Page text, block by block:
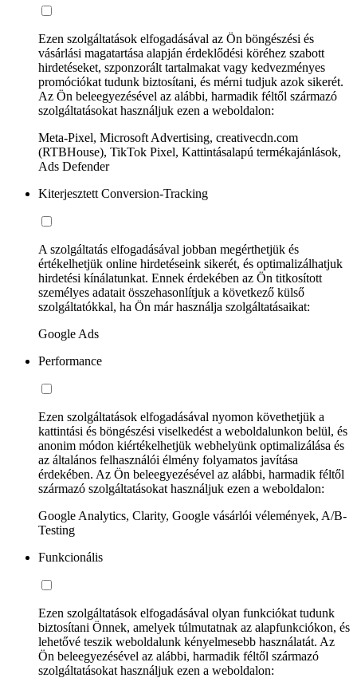
Ezen szolgáltatások elfogadásával az Ön böngészési és
vásárlási magatartása alapján érdeklődési köréhez szabott
hirdetéseket, szponzorált tartalmakat vagy kedvezményes
promóciókat tudunk biztosítani, és mérni tudjuk azok sikerét.
Az Ön beleegyezésével az alábbi, harmadik féltől származó
szolgáltatásokat használjuk ezen a weboldalon:
Meta-Pixel, Microsoft Advertising, creativecdn.com
(RTBHouse), TikTok Pixel, Kattintásalapú termékajánlások,
Ads Defender
Kiterjesztett Conversion-Tracking
A szolgáltatás elfogadásával jobban megérthetjük és
értékelhetjük online hirdetéseink sikerét, és optimalizálhatjuk
hirdetési kínálatunkat. Ennek érdekében az Ön titkosított
személyes adatait összehasonlítjuk a következő külső
szolgáltatókkal, ha Ön már használja szolgáltatásaikat:
Google Ads
Performance
Ezen szolgáltatások elfogadásával nyomon követhetjük a
kattintási és böngészési viselkedést a weboldalunkon belül, és
anonim módon kiértékelhetjük webhelyünk optimalizálása és
az általános felhasználói élmény folyamatos javítása
érdekében. Az Ön beleegyezésével az alábbi, harmadik féltől
származó szolgáltatásokat használjuk ezen a weboldalon:
Google Analytics, Clarity, Google vásárlói vélemények, A/B-
Testing
Funkcionális
Ezen szolgáltatások elfogadásával olyan funkciókat tudunk
biztosítani Önnek, amelyek túlmutatnak az alapfunkciókon, és
lehetővé teszik weboldalunk kényelmesebb használatát. Az
Ön beleegyezésével az alábbi, harmadik féltől származó
szolgáltatásokat használjuk ezen a weboldalon: